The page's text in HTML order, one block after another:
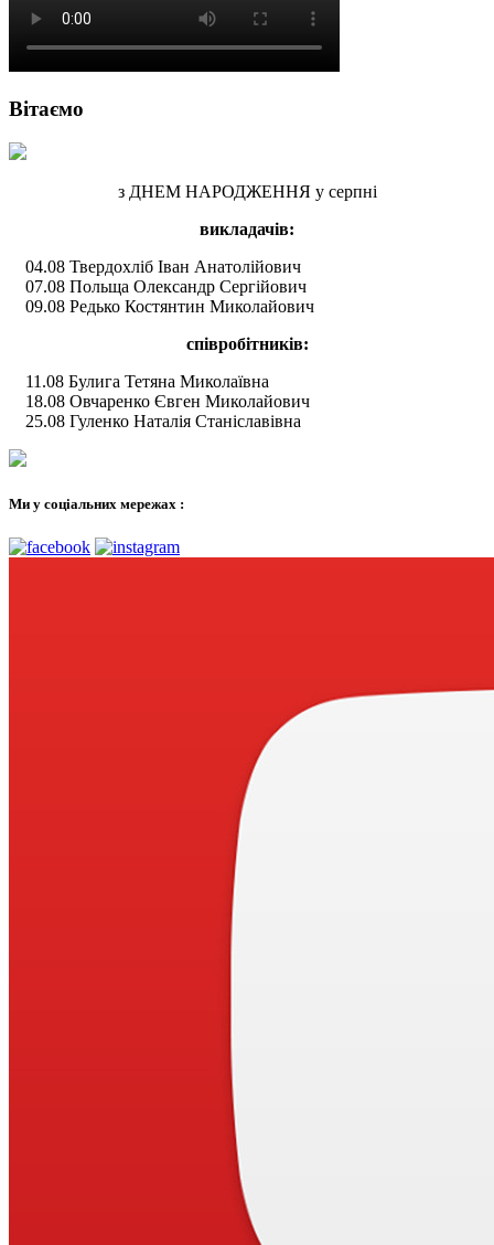
Вітаємо
з ДНЕМ НАРОДЖЕННЯ у серпні
викладачів:
04.08 Твердохліб Іван Анатолійович
07.08 Польща Олександр Сергійович
09.08 Редько Костянтин Миколайович
співробітників:
11.08 Булига Тетяна Миколаївна
18.08 Овчаренко Євген Миколайович
25.08 Гуленко Наталія Станіславівна
Ми у соціальних мережах :